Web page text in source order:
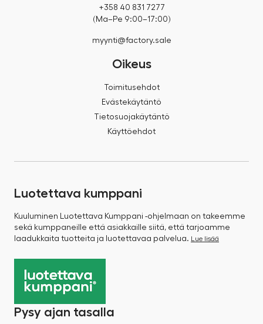
+358 40 831 7277
(Ma–Pe 9:00–17:00)
myynti@factory.sale
Oikeus
Toimitusehdot
Evästekäytäntö
Tietosuojakäytäntö
Käyttöehdot
Luotettava kumppani
Kuuluminen Luotettava Kumppani -ohjelmaan on takeemme
sekä kumppaneille että asiakkaille siitä, että tarjoamme
laadukkaita tuotteita ja luotettavaa palvelua. Lue lisää
Pysy ajan tasalla